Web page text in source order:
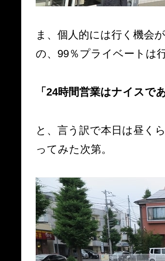
ま、個人的には行く機会
の、99％プライベートは
「24時間営業はナイスで
と、言う訳で本日は昼く
ってみた次第。